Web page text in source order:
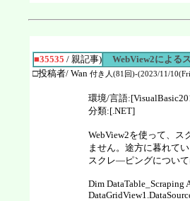
■35535 / 親記事)
WebView2による
□投稿者/ Wan 付き人(81回)-(2023/11/
環境/言語
分類:[.NET]
WebView2を使って、
ません。途方に暮れて
スクレ―ピングについて
Dim DataTable_Scraping